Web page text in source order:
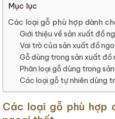
Mục lục
Các loại gỗ phù hợp dành
Giới thiệu về sản xuất đồ
Vai trò của sản xuất đồ
Gỗ dùng trong sản xuất đồ
Phân loại gỗ dùng trong
Các loại gỗ tự nhiên dùng
Các loại gỗ phù hợp